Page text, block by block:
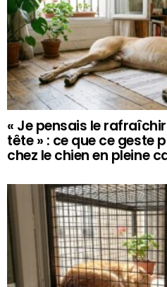
« Je pensais le
tête » : ce que ce geste
chez le chien en pleine